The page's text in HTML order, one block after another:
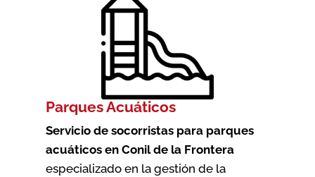
Parques Acuáticos
Servicio de socorristas para parques
acuáticos en Conil de la Frontera
especializado en la gestión de la